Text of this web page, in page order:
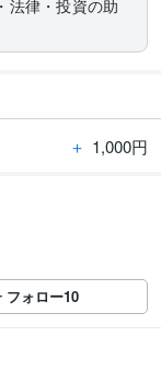
法律・投資の助
＋ 1,000円
フォロー10